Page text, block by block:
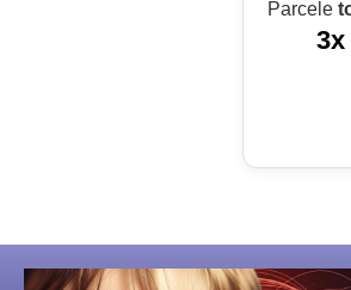
Parcele
3x